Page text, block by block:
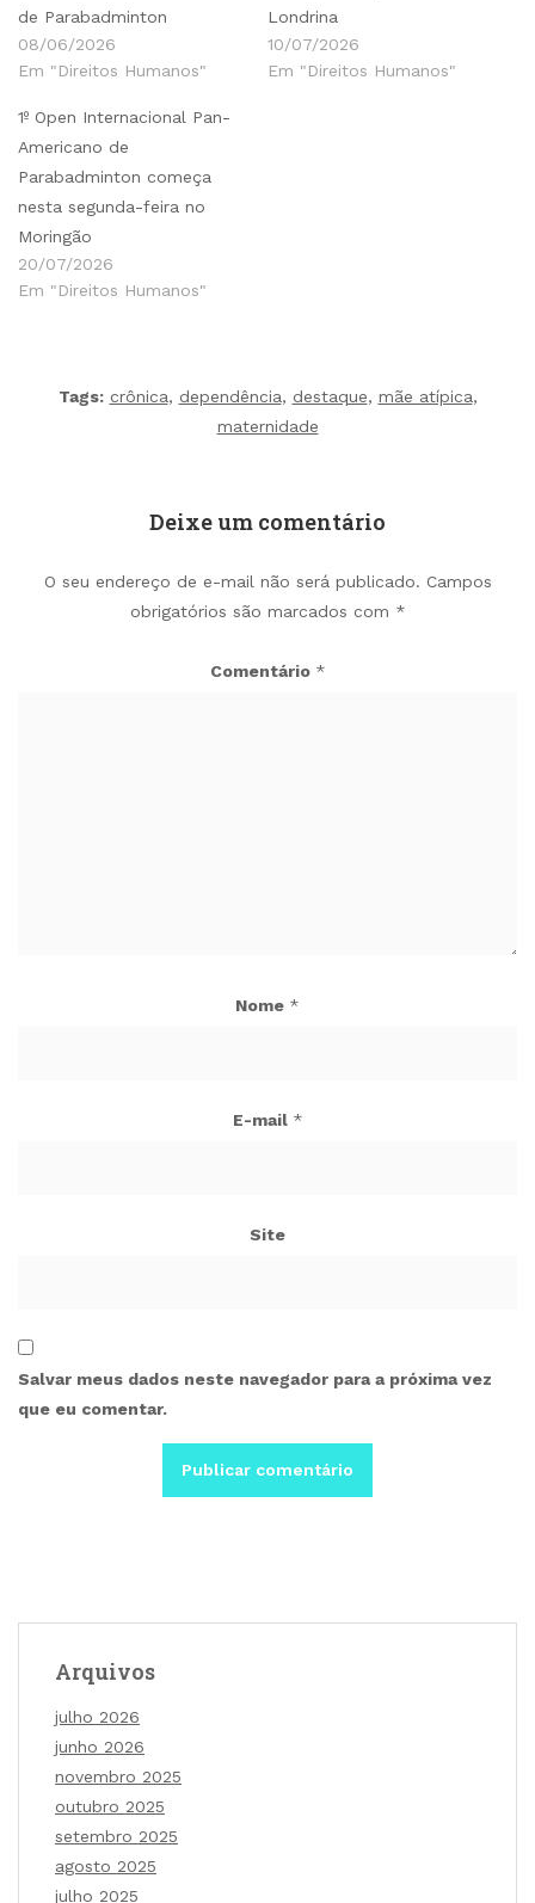
de Parabadminton
08/06/2026
Em "Direitos Humanos"
Londrina
10/07/2026
Em "Direitos Humanos"
1º Open Internacional Pan-
Americano de
Parabadminton começa
nesta segunda-feira no
Moringão
20/07/2026
Em "Direitos Humanos"
Tags: crônica, dependência, destaque, mãe atípica,
maternidade
Deixe um comentário
O seu endereço de e-mail não será publicado. Campos
obrigatórios são marcados com *
Comentário *
Nome *
E-mail *
Site
Salvar meus dados neste navegador para a próxima vez
que eu comentar.
Arquivos
julho 2026
junho 2026
novembro 2025
outubro 2025
setembro 2025
agosto 2025
julho 2025